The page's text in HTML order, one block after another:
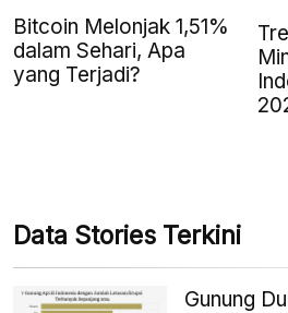
Bitcoin Melonjak 1,51%
dalam Sehari, Apa
yang Terjadi?
Data Stories Terkini
Gunung